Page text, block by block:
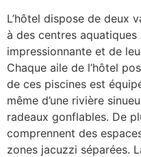
L’hôtel dispose de deux
à des centres
impressionnante et de
Chaque aile de l’hôtel
de ces piscines est
même d’une rivière
radeaux gonflables. De
comprennent des
zones jacuzzi séparées.